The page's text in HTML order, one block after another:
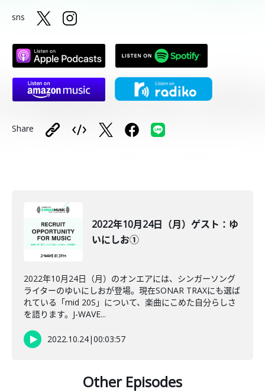
sns
Share
2022年10月24日（月）ゲスト：ゆ
いにしお①
2022年10月24日（月）のオンエアには、シンガーソング
ライターのゆいにしおが登場。現在SONAR TRAXにも選ば
れている「mid 20S」について、楽曲にこめた自分らしさ
を語ります。J-WAVE...
2022.10.24|00:03:57
Other Episodes